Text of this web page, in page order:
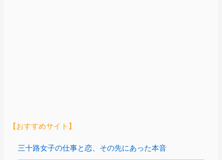
【おすすめサイト】
三十路女子の仕事と恋、その先にあった本音